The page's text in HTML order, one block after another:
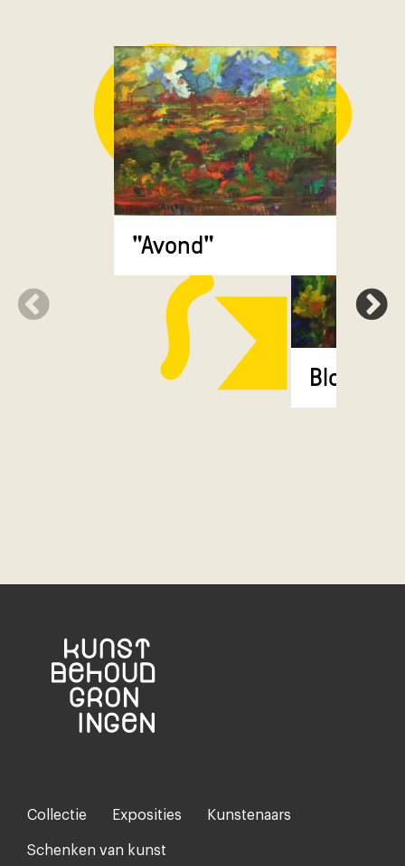
"Avond"
Bloemen
Footer-
menu
Collectie Exposities Kunstenaars
Schenken van kunst